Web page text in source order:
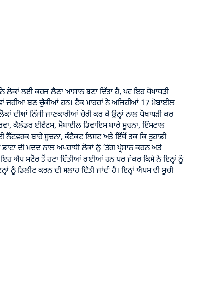
ਲਈ ਕਰਜ਼ ਲੈਣਾ ਆਸਾਨ ਬਣਾ ਦਿੱਤਾ ਹੈ, ਪਰ ਇਹ ਧੋਖਾਧੜੀ
ਜ਼ਰੀਆ ਬਣ ਚੁੱਕੀਆਂ ਹਨ। ਟੈਕ ਮਾਹਰਾਂ ਨੇ ਅਜਿਹੀਆਂ 17 ਮੋਬਾਈਲ
ਦੀਆਂ ਨਿੱਜੀ ਜਾਣਕਾਰੀਆਂ ਚੋਰੀ ਕਰ ਕੇ ਉਨ੍ਹਾਂ ਨਾਲ ਧੋਖਾਧੜੀ ਕਰ
ਕੈਲੰਡਰ ਈਵੈਂਟਸ, ਮੋਬਾਈਲ ਡਿਵਾਇਸ ਬਾਰੇ ਸੂਚਨਾ, ਇੰਸਟਾਲ
ਨੈੱਟਵਰਕ ਬਾਰੇ ਸੂਚਨਾ, ਕੰਟੈਕਟ ਲਿਸਟ ਅਤੇ ਇੱਥੋਂ ਤਕ ਕਿ ਤੁਹਾਡੀ
ਦੀ ਮਦਦ ਨਾਲ ਅਪਰਾਧੀ ਲੋਕਾਂ ਨੂੰ ‘ਤੰਗ ਪ੍ਰੇਸ਼ਾਨ ਕਰਨ ਅਤੇ
ਐਪ ਸਟੋਰ ਤੋਂ ਹਟਾ ਦਿੱਤੀਆਂ ਗਈਆਂ ਹਨ ਪਰ ਜੇਕਰ ਕਿਸੇ ਨੇ ਇਨ੍ਹਾਂ ਨੂੰ
ਨੂੰ ਡਿਲੀਟ ਕਰਨ ਦੀ ਸਲਾਹ ਦਿੱਤੀ ਜਾਂਦੀ ਹੈ। ਇਨ੍ਹਾਂ ਐਪਸ ਦੀ ਸੂਚੀ